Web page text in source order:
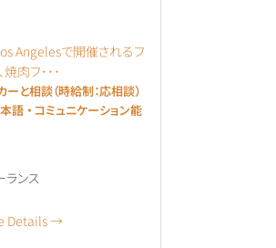
Angelesで開催されるフ
焼肉フ･･･
と相談（時給制：応相談）
語 ・ コミュニケーション能
ランス
Details